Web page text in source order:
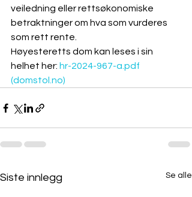
veiledning eller rettsøkonomiske
betraktninger om hva som vurderes
som rett rente.
Høyesteretts dom kan leses i sin
helhet her: hr-2024-967-a.pdf
(domstol.no)
Siste innlegg Se alle